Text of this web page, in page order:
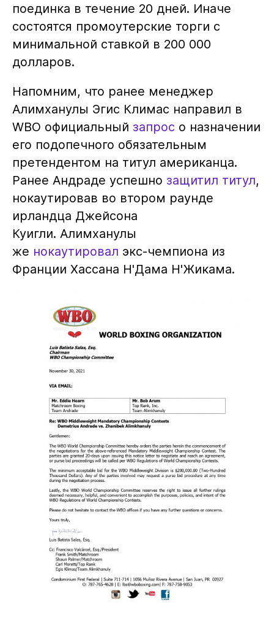
поединка в течение 20 дней. Иначе
состоятся промоутерские торги с
минимальной ставкой в 200 000
долларов.
Напомним, что ранее менеджер
Алимханулы Эгис Климас направил в
WBO официальный запрос о назначении
его подопечного обязательным
претендентом на титул американца.
Ранее Андраде успешно защитил титул,
нокаутировав во втором раунде
ирландца Джейсона
Куигли. Алимханулы
же нокаутировал экс-чемпиона из
Франции Хассана Н'Дама Н'Жикама.